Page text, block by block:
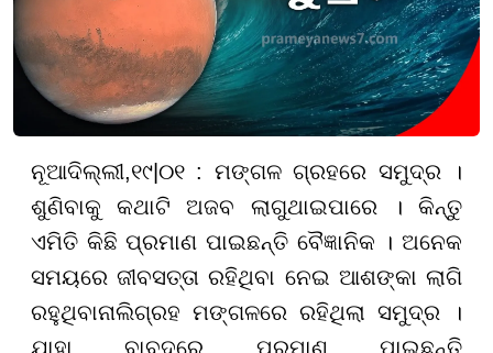
ନୂଆଦିଲ୍ଲୀ,୧୯|୦୧ : ମଙ୍ଗଳ ଗ୍ରହରେ ସମୁଦ୍ର ।
ଶୁଣିବାକୁ କଥାଟି ଅଜବ ଲାଗୁଥାଇପାରେ । କିନ୍ତୁ
ଏମିତି କିଛି ପ୍ରମାଣ ପାଇଛନ୍ତି ବୈଜ୍ଞାନିକ । ଅନେକ
ସମୟରେ ଜୀବସତ୍ତା ରହିଥିବା ନେଇ ଆଶଙ୍କା ଲାଗି
ରହୁଥିବାନାଲିଗ୍ରହ ମଙ୍ଗଳରେ ରହିଥିଲା ସମୁଦ୍ର ।
ଯାହା ବାବଦରେ ପ୍ରମାଣ ପାଇଛନ୍ତି